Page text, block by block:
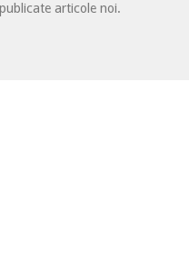
articole noi.